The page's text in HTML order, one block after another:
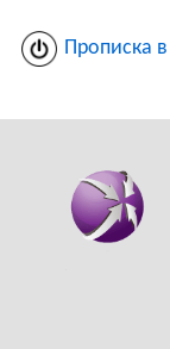
Прописка